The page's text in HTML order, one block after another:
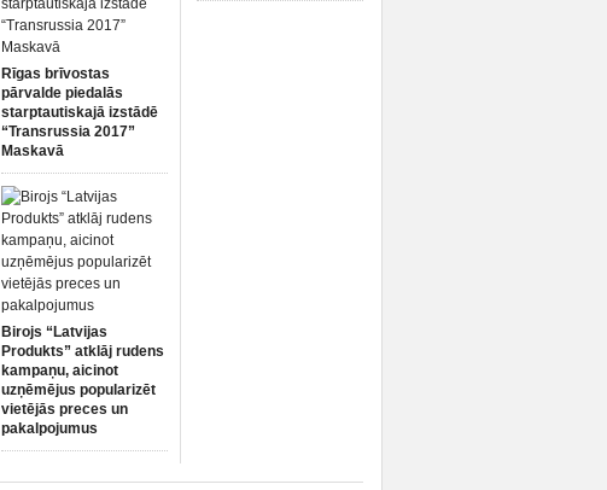
Rīgas brīvostas
pārvalde piedalās
starptautiskajā izstādē
“Transrussia 2017”
Maskavā
Birojs “Latvijas
Produkts” atklāj rudens
kampaņu, aicinot
uzņēmējus popularizēt
vietējās preces un
pakalpojumus